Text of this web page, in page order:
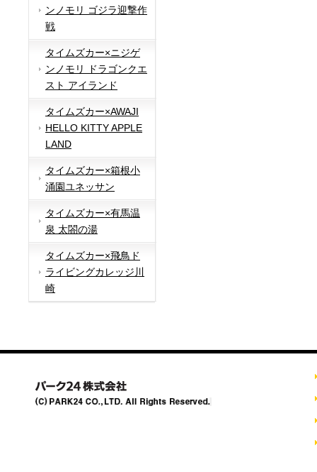
ンノモリ ゴジラ迎撃作
戦
タイムズカー×ニジゲ
ンノモリ ドラゴンクエ
スト アイランド
タイムズカー×AWAJI
HELLO KITTY APPLE
LAND
タイムズカー×箱根小
涌園ユネッサン
タイムズカー×有馬温
泉 太閤の湯
タイムズカー×飛鳥ド
ライビングカレッジ川
崎